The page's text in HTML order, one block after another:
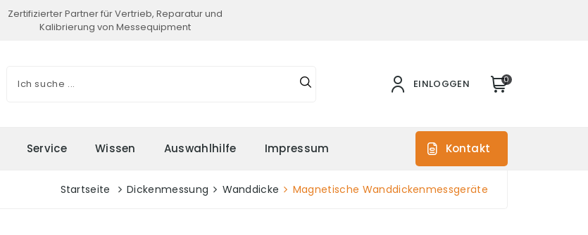
Zertifizierter Partner für Vertrieb, Reparatur und
Kalibrierung von Messequipment
EINLOGGEN 0
Service Wissen Auswahlhilfe Impressum Kontakt
Startseite Dickenmessung Wanddicke Magnetische Wanddickenmessgeräte